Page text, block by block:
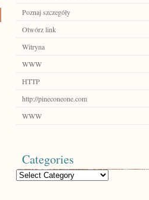
Poznaj szczegóły
Otwórz link
Witryna
WWW
HTTP
http://pineconeone.com
WWW
Categories
Categories